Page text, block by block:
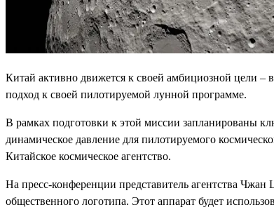
Китай активно движется к своей амбициозной цели –
подход к своей пилотируемой лунной программе.
В рамках подготовки к этой миссии запланированы
динамическое давление для пилотируемого
Китайское космическое агентство.
На пресс-конференции представитель агентства
общественного логотипа. Этот аппарат будет